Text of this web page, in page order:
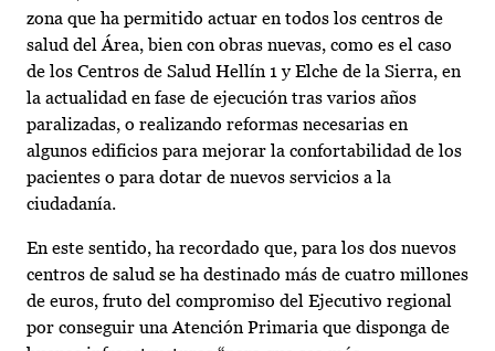
zona que ha permitido actuar en todos los centros de
salud del Área, bien con obras nuevas, como es el caso
de los Centros de Salud Hellín 1 y Elche de la Sierra, en
la actualidad en fase de ejecución tras varios años
paralizadas, o realizando reformas necesarias en
algunos edificios para mejorar la confortabilidad de los
pacientes o para dotar de nuevos servicios a la
ciudadanía.
En este sentido, ha recordado que, para los dos nuevos
centros de salud se ha destinado más de cuatro millones
de euros, fruto del compromiso del Ejecutivo regional
por conseguir una Atención Primaria que disponga de